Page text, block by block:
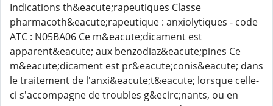
Indications th&eacute;rapeutiques Classe
pharmacoth&eacute;rapeutique : anxiolytiques - code
ATC : N05BA06 Ce m&eacute;dicament est
apparent&eacute; aux benzodiaz&eacute;pines Ce
m&eacute;dicament est pr&eacute;conis&eacute; dans
le traitement de l'anxi&eacute;t&eacute; lorsque celle-
ci s'accompagne de troubles g&ecirc;nants, ou en